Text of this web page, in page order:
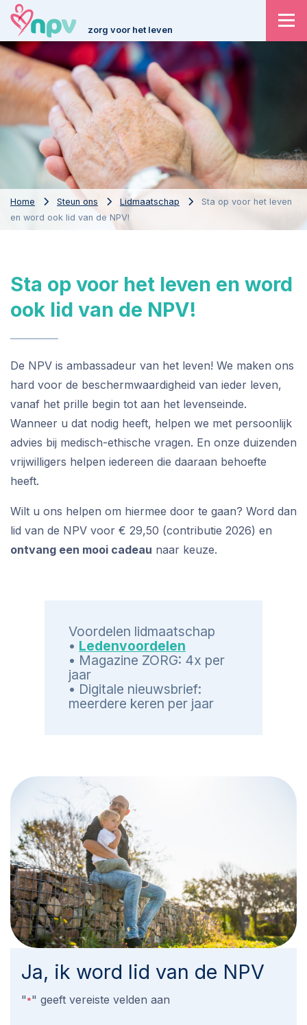
zorg voor het leven
Home Steun ons Lidmaatschap
Sta op voor het leven
en word ook lid van de NPV!
Sta op voor het leven en word
ook lid van de NPV!
De NPV is ambassadeur van het leven! We maken ons
hard voor de beschermwaardigheid van ieder leven,
vanaf het prille begin tot aan het levenseinde.
Wanneer u dat nodig heeft, helpen we met persoonlijk
advies bij medisch-ethische vragen. En onze duizenden
vrijwilligers helpen iedereen die daaraan behoefte
heeft.
Wilt u ons helpen om hiermee door te gaan? Word dan
lid van de NPV voor € 29,50 (contributie 2026) en
ontvang een mooi cadeau naar keuze.
Voordelen lidmaatschap
• Ledenvoordelen
• Magazine ZORG: 4x per
jaar
• Digitale nieuwsbrief:
meerdere keren per jaar
Ja, ik word lid van de NPV
"*" geeft vereiste velden aan